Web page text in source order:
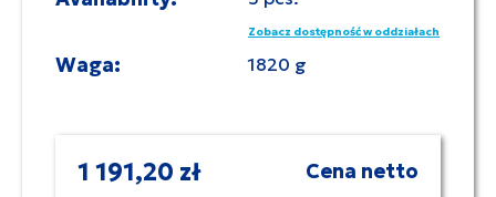
Zobacz dostępność w oddziałach
Waga: 1820 g
1 191,20 zł Cena netto